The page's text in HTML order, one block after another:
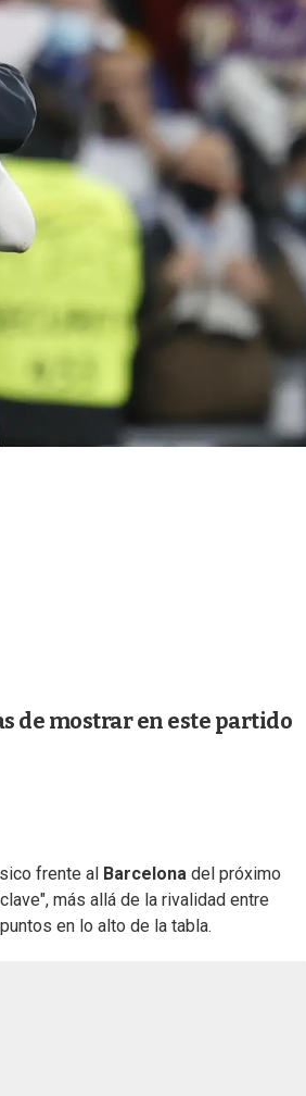
de mostrar en este partido
frente al Barcelona del próximo
más allá de la rivalidad entre
en lo alto de la tabla.